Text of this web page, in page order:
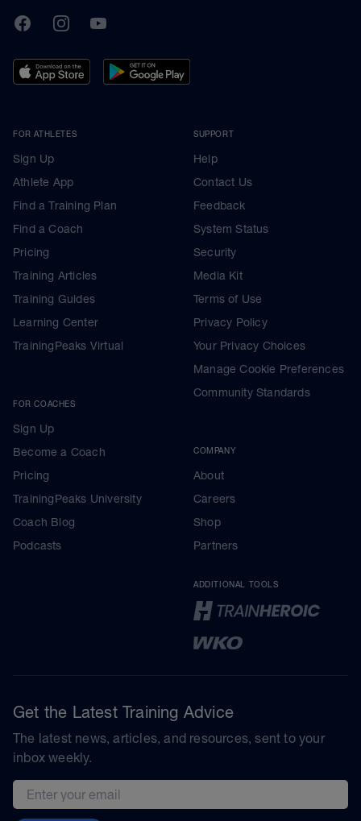
TrainingPeaks
FacebookInstagramYoutube
FOR ATHLETES
Sign Up
Athlete App
Find a Training Plan
Find a Coach
Pricing
Training Articles
Training Guides
Learning Center
TrainingPeaks Virtual
FOR COACHES
Sign Up
Become a Coach
Pricing
TrainingPeaks University
Coach Blog
Podcasts
SUPPORT
Help
Contact Us
Feedback
System Status
Security
Media Kit
Terms of Use
Privacy Policy
Your Privacy Choices
Manage Cookie Preferences
Community Standards
COMPANY
About
Careers
Shop
Partners
ADDITIONAL TOOLS
Get the Latest Training Advice
The latest news, articles, and resources, sent to your
inbox weekly.
Email address